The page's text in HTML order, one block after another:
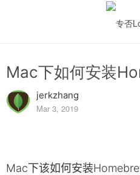
Mac下如何安装
jerkzhang
Mar 3, 2019
Mac下该如何安装